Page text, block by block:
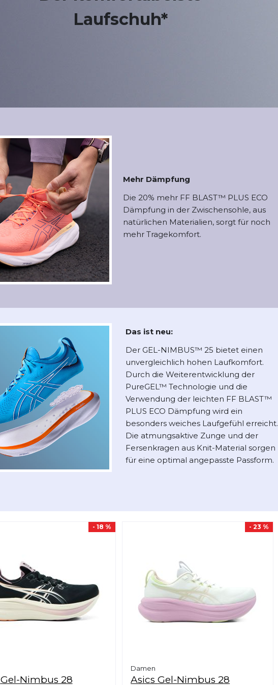
Laufschuh*
Mehr Dämpfung
Die 20% mehr FF BLAST™ PLUS ECO
Dämpfung in der Zwischensohle, aus
natürlichen Materialien, sorgt für noch
mehr Tragekomfort.
Das ist neu:
Der GEL-NIMBUS™ 25 bietet einen
unvergleichlich hohen Laufkomfort.
Durch die Weiterentwicklung der
PureGEL™ Technologie und die
Verwendung der leichten FF BLAST™
PLUS ECO Dämpfung wird ein
besonders weiches Laufgefühl erreicht.
Die atmungsaktive Zunge und der
Fersenkragen aus Knit-Material sorgen
für eine optimal angepasste Passform.
- 18 %
Gel-Nimbus 28
- 23 %
Damen
AsicsGel-Nimbus 28